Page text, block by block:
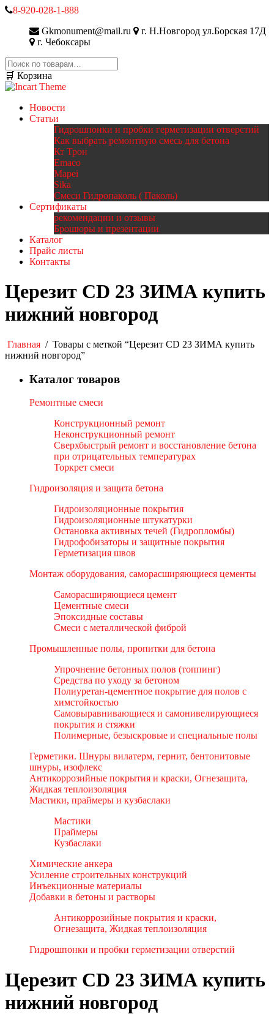
8-920-028-1-888
Gkmonument@mail.ru
г. Н.Новгород ул.Борская 17Д
г. Чебоксары
Искать:
🛒 Корзина
Новости
Статьи
Гидрошпонки и пробки герметизации отверстий
Как выбрать ремонтную смесь для бетона
Кт Трон
Emaco
Mapei
Sika
Смеси Гидропаколь ( Паколь)
Сертификаты
рекомендации и отзывы
Брошюры и презентации
Каталог
Прайс листы
Контакты
Церезит CD 23 ЗИМА купить
нижний новгород
Главная / Товары с меткой “Церезит CD 23 ЗИМА купить
нижний новгород”
Каталог товаров
Ремонтные смеси
Конструкционный ремонт
Неконструкционный ремонт
Сверхбыстрый ремонт и восстановление бетона
при отрицательных температурах
Торкрет смеси
Гидроизоляция и защита бетона
Гидроизоляционные покрытия
Гидроизоляционные штукатурки
Остановка активных течей (Гидропломбы)
Гидрофобизаторы и защитные покрытия
Герметизация швов
Монтаж оборудования, саморасширяющиеся цементы
Саморасширяющиеся цемент
Цементные смеси
Эпоксидные составы
Смеси с металлической фиброй
Промышленные полы, пропитки для бетона
Упрочнение бетонных полов (топпинг)
Средства по уходу за бетоном
Полиуретан-цементное покрытие для полов с
химстойкостью
Самовыравнивающиеся и самонивелирующиеся
покрытия и стяжки
Полимерные, безыскровые и специальные полы
Герметики. Шнуры вилатерм, гернит, бентонитовые
шнуры, изофлекс
Антикоррозийные покрытия и краски, Огнезащита,
Жидкая теплоизоляция
Мастики, праймеры и кузбаслаки
Мастики
Праймеры
Кузбаслаки
Химические анкера
Усиление строительных конструкций
Инъекционные материалы
Добавки в бетоны и растворы
Антикоррозийные покрытия и краски,
Огнезащита, Жидкая теплоизоляция
Гидрошпонки и пробки герметизации отверстий
Церезит CD 23 ЗИМА купить
нижний новгород